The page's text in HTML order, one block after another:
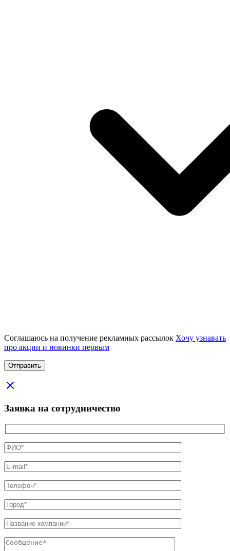
Соглашаюсь на получение рекламных рассылок Хочу узнавать
про акции и новинки первым
Заявка на сотрудничество